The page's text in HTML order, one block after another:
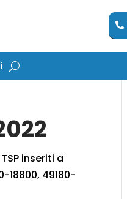
inseriti a
18800, 49180-